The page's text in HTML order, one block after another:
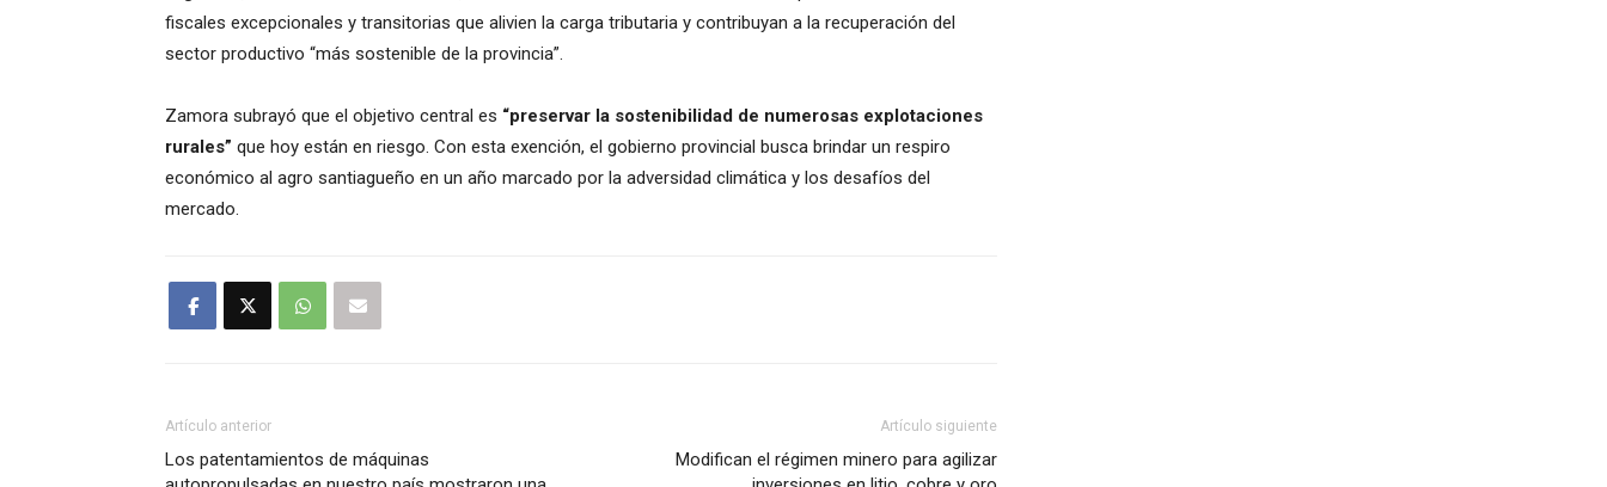
fiscales excepcionales y transitorias que alivien la carga tributaria y contribuyan a la recuperación del
sector productivo “más sostenible de la provincia”.
Zamora subrayó que el objetivo central es “preservar la sostenibilidad de numerosas explotaciones
rurales” que hoy están en riesgo. Con esta exención, el gobierno provincial busca brindar un respiro
económico al agro santiagueño en un año marcado por la adversidad climática y los desafíos del
mercado.
Artículo anterior
Los patentamientos de máquinas
Artículo siguiente
Modifican el régimen minero para agilizar